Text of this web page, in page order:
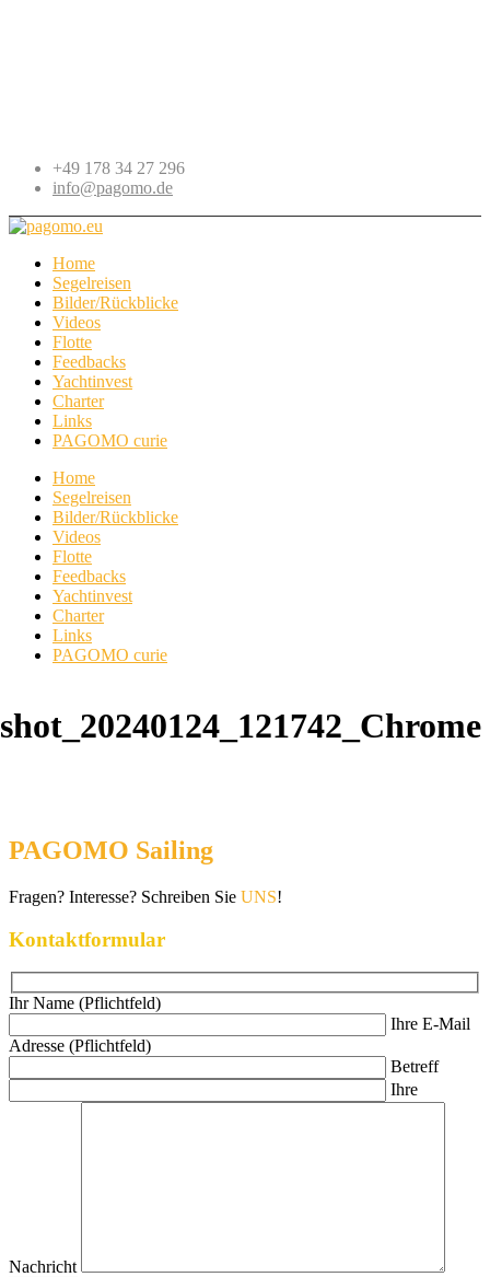
+49 178 34 27 296
info@pagomo.de
Home
Segelreisen
Bilder/Rückblicke
Videos
Flotte
Feedbacks
Yachtinvest
Charter
Links
PAGOMO curie
Home
Segelreisen
Bilder/Rückblicke
Videos
Flotte
Feedbacks
Yachtinvest
Charter
Links
PAGOMO curie
PAGOMO Sailing
Fragen? Interesse? Schreiben Sie UNS!
Kontaktformular
Ihr Name (Pflichtfeld)
Ihre E-Mail
Adresse (Pflichtfeld)
Betreff
Ihre
Nachricht